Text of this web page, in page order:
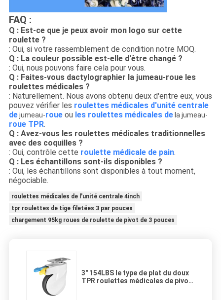
FAQ :
Q : Est-ce que je peux avoir mon logo sur cette
roulette ?
: Oui, si votre rassemblement de condition notre MOQ.
Q : La couleur possible est-elle d'être changé ?
: Oui, nous pouvons faire cela pour vous.
Q : Faites-vous dactylographier la jumeau-roue les
roulettes médicales ?
: Naturellement. Nous avons obtenu deux d'entre eux, vous
pouvez vérifier les roulettes médicales d'unité centrale
dejumeau-roueou les roulettes médicales dela jumeau-
roue TPR.
Q : Avez-vous les roulettes médicales traditionnelles
avec des coquilles ?
: Oui, contrôle cette roulette médicale de pain.
Q : Les échantillons sont-ils disponibles ?
: Oui, les échantillons sont disponibles à tout moment,
négociable.
roulettes médicales de l'unité centrale 4inch
tpr roulettes de tige filetées 3 par pouces
chargement 95kg roues de roulette de pivot de 3 pouces
3" 154LBS le type de plat du doux
TPR roulettes médicales de pivot